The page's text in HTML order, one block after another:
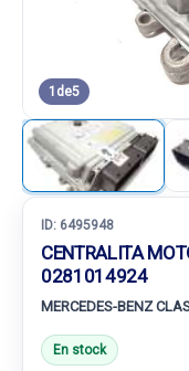
1 de5
ID: 6495948
CENTRALITA
0281014924
MERCEDES-BENZ
En stock